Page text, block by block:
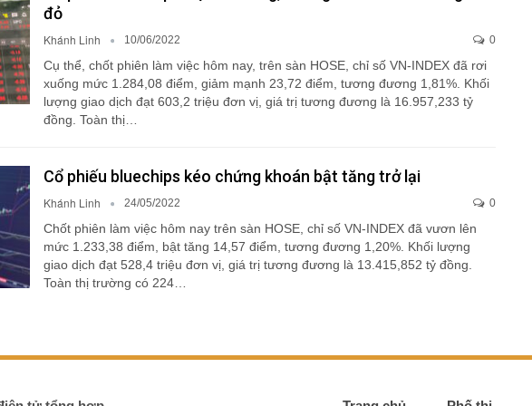
đỏ
Khánh Linh 10/06/2022 0
Cụ thể, chốt phiên làm việc hôm nay, trên sàn HOSE, chỉ số VN-INDEX đã rơi
xuống mức 1.284,08 điểm, giảm mạnh 23,72 điểm, tương đương 1,81%. Khối
lượng giao dịch đạt 603,2 triệu đơn vị, giá trị tương đương là 16.957,233 tỷ
đồng. Toàn thị…
Cổ phiếu bluechips kéo chứng khoán bật tăng trở lại
Khánh Linh 24/05/2022 0
Chốt phiên làm việc hôm nay trên sàn HOSE, chỉ số VN-INDEX đã vươn lên
mức 1.233,38 điểm, bật tăng 14,57 điểm, tương đương 1,20%. Khối lượng
giao dịch đạt 528,4 triệu đơn vị, giá trị tương đương là 13.415,852 tỷ đồng.
Toàn thị trường có 224…